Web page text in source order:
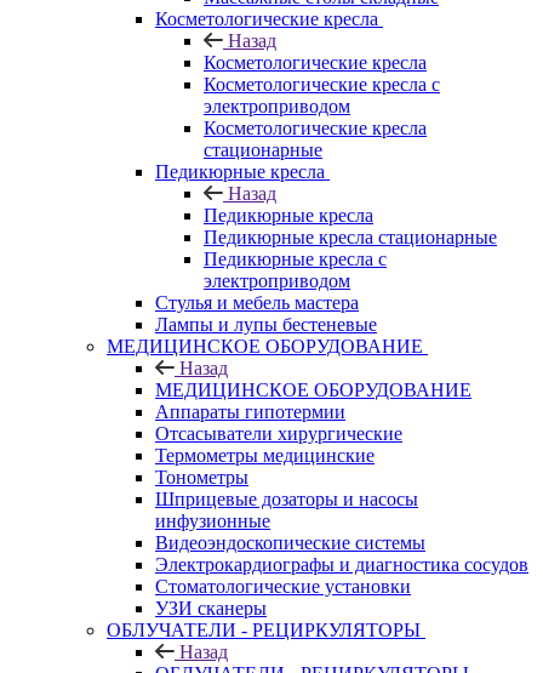
Косметологические кресла
Назад
Косметологические кресла
Косметологические кресла с
электроприводом
Косметологические кресла
стационарные
Педикюрные кресла
Назад
Педикюрные кресла
Педикюрные кресла стационарные
Педикюрные кресла с
электроприводом
Стулья и мебель мастера
Лампы и лупы бестеневые
МЕДИЦИНСКОЕ ОБОРУДОВАНИЕ
Назад
МЕДИЦИНСКОЕ ОБОРУДОВАНИЕ
Аппараты гипотермии
Отсасыватели хирургические
Термометры медицинские
Тонометры
Шприцевые дозаторы и насосы
инфузионные
Видеоэндоскопические системы
Электрокардиографы и диагностика сосудов
Стоматологические установки
УЗИ сканеры
ОБЛУЧАТЕЛИ - РЕЦИРКУЛЯТОРЫ
Назад